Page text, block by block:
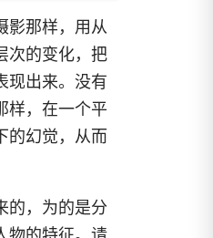
影那样，用从
次的变化，把
现出来。没有
样，在一个平
的幻觉，从而
的，为的是分